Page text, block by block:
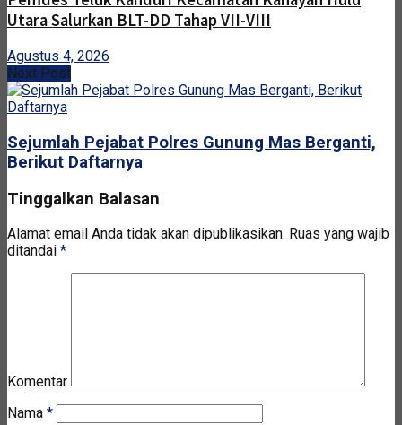
Utara Salurkan BLT-DD Tahap VII-VIII
Agustus 4, 2026
Next Post
Sejumlah Pejabat Polres Gunung Mas Berganti,
Berikut Daftarnya
Tinggalkan Balasan
Alamat email Anda tidak akan dipublikasikan. Ruas yang wajib
ditandai *
Komentar
Nama *